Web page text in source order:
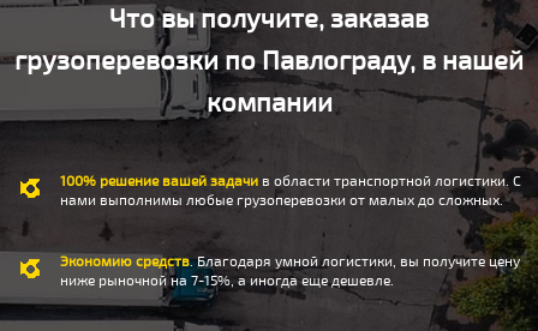
Что вы получите, заказав
грузоперевозки по Павлограду, в нашей
компании
100% решение вашей задачи в области транспортной логистики. С
нами выполнимы любые грузоперевозки от малых до сложных.
Экономию средств. Благодаря умной логистики, вы получите цену
ниже рыночной на 7-15%, а иногда еще дешевле.